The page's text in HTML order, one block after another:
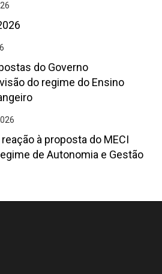
do Governo
do regime do Ensino
à proposta do MECI
de Autonomia e Gestão